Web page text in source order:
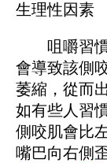
生理性因素
咀嚼習慣
會導致該側
萎縮，從而
如有些人習
側咬肌會比
嘴巴向右側